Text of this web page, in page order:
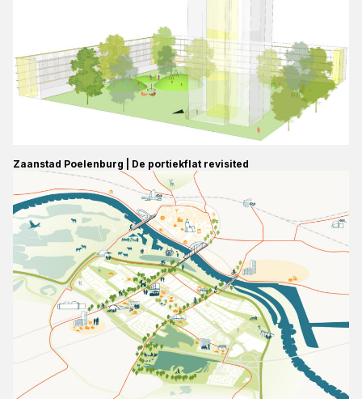
Zaanstad Poelenburg | De portiekflat revisited